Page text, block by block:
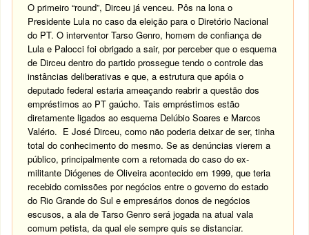
O primeiro “round”, Dirceu já venceu. Pôs na lona o
Presidente Lula no caso da eleição para o Diretório Nacional
do PT. O interventor Tarso Genro, homem de confiança de
Lula e Palocci foi obrigado a sair, por perceber que o esquema
de Dirceu dentro do partido prossegue tendo o controle das
instâncias deliberativas e que, a estrutura que apóia o
deputado federal estaria ameaçando reabrir a questão dos
empréstimos ao PT gaúcho. Tais empréstimos estão
diretamente ligados ao esquema Delúbio Soares e Marcos
Valério. E José Dirceu, como não poderia deixar de ser, tinha
total do conhecimento do mesmo. Se as denúncias vierem a
público, principalmente com a retomada do caso do ex-
militante Diógenes de Oliveira acontecido em 1999, que teria
recebido comissões por negócios entre o governo do estado
do Rio Grande do Sul e empresários donos de negócios
escusos, a ala de Tarso Genro será jogada na atual vala
comum petista, da qual ele sempre quis se distanciar.